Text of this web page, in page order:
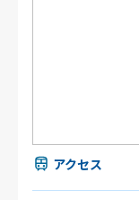
アクセス